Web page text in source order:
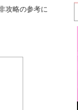
攻略の参考に